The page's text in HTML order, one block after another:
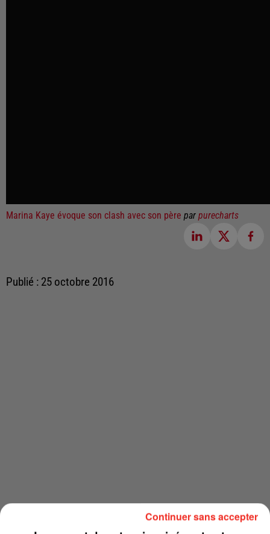
Marina Kaye évoque son clash avec son père par purecharts
Publié : 25 octobre 2016
Continuer sans accepter